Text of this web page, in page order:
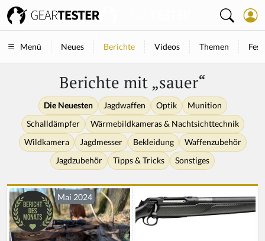
Menü Neues Berichte Videos Themen
Berichte mit „sauer“
Die Neuesten Jagdwaffen Optik
Munition
Schalldämpfer
Wärmebildkameras & Nachtsichttechnik
Wildkamera
Jagdmesser Bekleidung
Waffenzubehör
Jagdzubehör
Tipps & Tricks Sonstiges
Mai 2024